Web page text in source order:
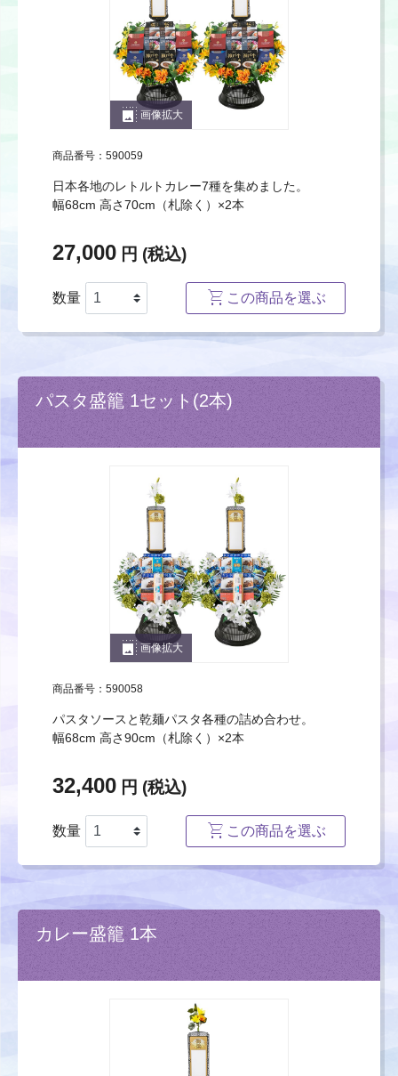
photo_size_select_large 画像拡大
商品番号：590059
日本各地のレトルトカレー7種を集めました。
幅68cm 高さ70cm（札除く）×2本
27,000 円 (税込)
数量 この商品を選ぶ
パスタ盛籠 1セット(2本)
photo_size_select_large画像拡大
商品番号：590058
パスタソースと乾麺パスタ各種の詰め合わせ。
幅68cm 高さ90cm（札除く）×2本
32,400 円 (税込)
数量 この商品を選ぶ
カレー盛籠 1本